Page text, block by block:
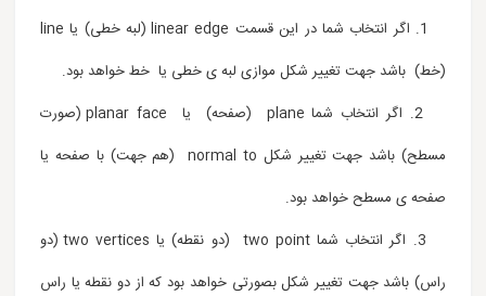
1. اگر انتخاب شما در این قسمت linear edge (لبه خطی) یا line
(خط) باشد جهت تغییر شکل موازی لبه ی خطی یا خط خواهد بود.
2. اگر انتخاب شما plane (صفحه) یا planar face (صورت
مسطح) باشد جهت تغییر شکل normal to (هم جهت) با صفحه یا
صفحه ی مسطح خواهد بود.
3. اگر انتخاب شما two point (دو نقطه) یا two vertices (دو
راس) باشد جهت تغییر شکل بصورتی خواهد بود که از دو نقطه یا راس